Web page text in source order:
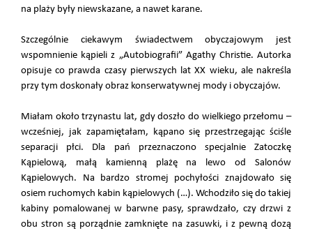
na plaży były niewskazane, a nawet karane.
Szczególnie ciekawym świadectwem obyczajowym jest
wspomnienie kąpieli z „Autobiografii” Agathy Christie. Autorka
opisuje co prawda czasy pierwszych lat XX wieku, ale nakreśla
przy tym doskonały obraz konserwatywnej mody i obyczajów.
Miałam około trzynastu lat, gdy doszło do wielkiego przełomu –
wcześniej, jak zapamiętałam, kąpano się przestrzegając ściśle
separacji płci. Dla pań przeznaczono specjalnie Zatoczkę
Kąpielową, małą kamienną plażę na lewo od Salonów
Kąpielowych. Na bardzo stromej pochyłości znajdowało się
osiem ruchomych kabin kąpielowych (…). Wchodziło się do takiej
kabiny pomalowanej w barwne pasy, sprawdzało, czy drzwi z
obu stron są porządnie zamknięte na zasuwki, i z pewną dozą